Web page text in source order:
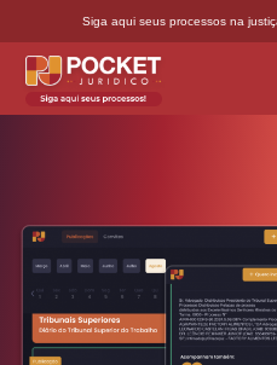
Siga aqui seus processos na